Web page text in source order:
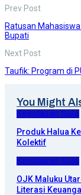
Prev Post
Ratusan
Bupati
Next Post
Taufik: Program di
You Might
Kepulauan Sula
Produk Halua
Kolektif
Kepulauan Sula
OJK Maluku
Literasi